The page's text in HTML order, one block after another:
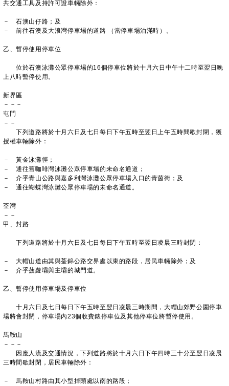
共交通工具及持許可證車輛除外：
－ 石澳山仔路；及
－ 前往石澳及大浪灣停車場的道路 （當停車場泊滿時）。
乙、暫停使用停車位
位於石澳泳灘公眾停車場的16個停車位將於十月六日中午十二時至翌日晚
上八時暫停使用。
新界區
－－－
屯門
－－
下列道路將於十月六日及七日每日下午五時至翌日上午五時間歇封閉，獲
授權車輛除外：
－ 黃金泳灘徑；
－ 通往舊咖啡灣泳灘公眾停車場的未命名通道；
－ 介乎青山公路與嘉多利灣泳灘公眾停車場入口的青茵街；及
－ 通往蝴蝶灣泳灘公眾停車場的未命名通道。
荃灣
－－
甲、封路
下列道路將於十月六日及七日每日下午五時至翌日凌晨三時封閉：
－ 大帽山道由其與荃錦公路交界處以東的路段，居民車輛除外；及
－ 介乎菠蘿壩與主壩的城門道。
乙、暫停使用停車場及停車位
十月六日及七日每日下午五時至翌日凌晨三時期間，大帽山郊野公園停車
場將會封閉，停車場內23個收費錶停車位及其他停車位將暫停使用。
馬鞍山
－－－
因應人流及交通情況，下列道路將於十月六日下午四時三十分至翌日凌晨
三時間歇封閉，居民車輛除外：
－ 馬鞍山村路由其小型掉頭處以南的路段；